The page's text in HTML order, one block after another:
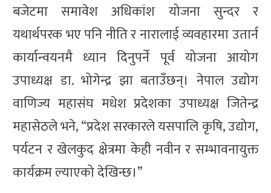
बजेटमा समावेश अधिकांश योजना सुन्दर र
यथार्थपरक भए पनि नीति र नारालाई व्यवहारमा उतार्न
कार्यान्वयनमै ध्यान दिनुपर्ने पूर्व योजना आयोग
उपाध्यक्ष डा. भोगेन्द्र झा बताउँछन्। नेपाल उद्योग
वाणिज्य महासंघ मधेश प्रदेशका उपाध्यक्ष जितेन्द्र
महासेठले भने, “प्रदेश सरकारले यसपालि कृषि, उद्योग,
पर्यटन र खेलकुद क्षेत्रमा केही नवीन र सम्भावनायुक्त
कार्यक्रम ल्याएको देखिन्छ।”